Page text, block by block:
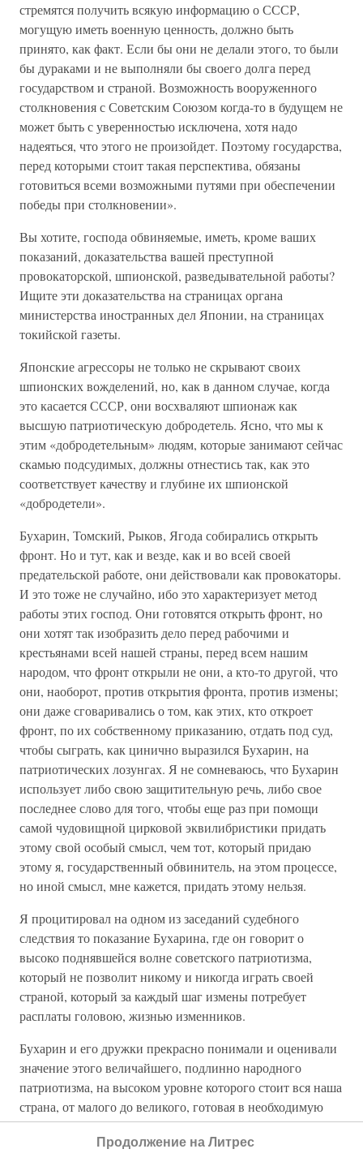
стремятся получить всякую информацию о СССР,
могущую иметь военную ценность, должно быть
принято, как факт. Если бы они не делали этого, то были
бы дураками и не выполняли бы своего долга перед
государством и страной. Возможность вооруженного
столкновения с Советским Союзом когда-то в будущем не
может быть с уверенностью исключена, хотя надо
надеяться, что этого не произойдет. Поэтому государства,
перед которыми стоит такая перспектива, обязаны
готовиться всеми возможными путями при обеспечении
победы при столкновении».
Вы хотите, господа обвиняемые, иметь, кроме ваших
показаний, доказательства вашей преступной
провокаторской, шпионской, разведывательной работы?
Ищите эти доказательства на страницах органа
министерства иностранных дел Японии, на страницах
токийской газеты.
Японские агрессоры не только не скрывают своих
шпионских вожделений, но, как в данном случае, когда
это касается СССР, они восхваляют шпионаж как
высшую патриотическую добродетель. Ясно, что мы к
этим «добродетельным» людям, которые занимают сейчас
скамью подсудимых, должны отнестись так, как это
соответствует качеству и глубине их шпионской
«добродетели».
Бухарин, Томский, Рыков, Ягода собирались открыть
фронт. Но и тут, как и везде, как и во всей своей
предательской работе, они действовали как провокаторы.
И это тоже не случайно, ибо это характеризует метод
работы этих господ. Они готовятся открыть фронт, но
они хотят так изобразить дело перед рабочими и
крестьянами всей нашей страны, перед всем нашим
народом, что фронт открыли не они, а кто-то другой, что
они, наоборот, против открытия фронта, против измены;
они даже сговаривались о том, как этих, кто откроет
фронт, по их собственному приказанию, отдать под суд,
чтобы сыграть, как цинично выразился Бухарин, на
патриотических лозунгах. Я не сомневаюсь, что Бухарин
использует либо свою защитительную речь, либо свое
последнее слово для того, чтобы еще раз при помощи
самой чудовищной цирковой эквилибристики придать
этому свой особый смысл, чем тот, который придаю
этому я, государственный обвинитель, на этом процессе,
но иной смысл, мне кажется, придать этому нельзя.
Я процитировал на одном из заседаний судебного
следствия то показание Бухарина, где он говорит о
высоко поднявшейся волне советского патриотизма,
который не позволит никому и никогда играть своей
страной, который за каждый шаг измены потребует
расплаты головою, жизнью изменников.
Бухарин и его дружки прекрасно понимали и оценивали
значение этого величайшего, подлинно народного
патриотизма, на высоком уровне которого стоит вся наша
страна, от малого до великого, готовая в необходимую
минуту своей грудью заслонить свою отчизну от
нашествия иностранных интервентов. Они учитывали
Продолжение на Литрес